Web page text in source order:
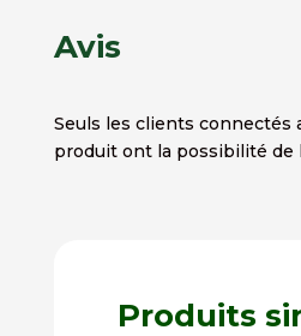
Avis
Seuls les clients connectés
produit ont la possibilité de
Produits